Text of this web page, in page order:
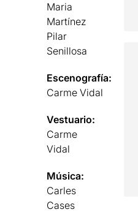
Maria
Martínez
Pilar
Senillosa
Escenografía:
Carme Vidal
Vestuario:
Carme
Vidal
Música:
Carles
Cases